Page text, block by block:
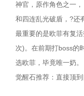
神官，原作角色之一
和四连乱光破盾，?还
最重要的是欧菲有复
次)。在前期打boss的
选欧菲，毕竟唯一奶。
觉醒石推荐：直接顶